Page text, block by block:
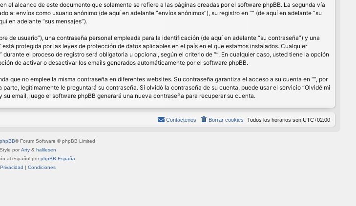
el alcance de este documento que solamente se refiere a las páginas creadas por el software phpBB. La segunda vía
envíos como usuario anónimo (de aquí en adelante “envíos anónimos”), su registro en “” (de aquí en adelante “su
en adelante “sus mensajes”).
de usuario”), una contraseña personal empleada para la identificación (de aquí en adelante “su contraseña”) y una
protegida por las leyes de protección de datos aplicables en el país en el que estamos instalados. Cualquier
el proceso de registro será obligatoria u opcional, según el criterio de “”. En cualquier caso, usted tiene la opción
de activar o desactivar los emails generados automáticamente por el software phpBB.
que no emplee la misma contraseña en diferentes websites. Su contraseña garantiza el acceso a su cuenta en “”, por
legítimamente le preguntará su contraseña. Si olvidó la contraseña de su cuenta, puede usar el servicio “Olvidé mi
email, luego el software phpBB generará una nueva contraseña para recuperar su cuenta.
Todos los horarios son UTC+02:00
Borrar cookies
Contáctenos
phpBB® Forum Software © phpBB Limited
Style por Arty & halilesen
al español por phpBB España
Privacidad | Condiciones